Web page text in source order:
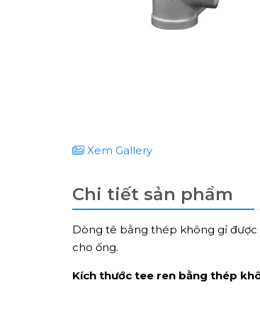
Xem Gallery
Chi tiết sản phẩm
Dòng tê bằng thép không gỉ được
cho ống.
Kích thước tee ren bằng thép